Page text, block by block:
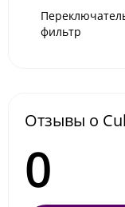
фильтр
Отзывы о
0